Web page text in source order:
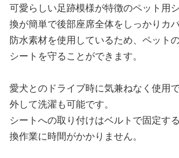
可愛らしい足跡模様が特徴のペット用
換が簡単で後部座席全体をしっかりカバ
防水素材を使用しているため、ペット
シートを守ることができます。
愛犬とのドライブ時に気兼ねなく使用
外して洗濯も可能です。
シートへの取り付けはベルトで固定す
換作業に時間がかかりません。